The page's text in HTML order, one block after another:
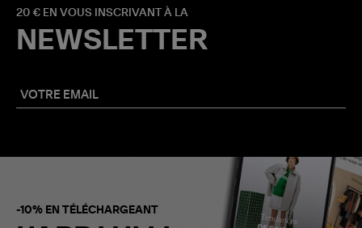
20 € EN VOUS INSCRIVANT À LA
NEWSLETTER
-10% EN TÉLÉCHARGEANT